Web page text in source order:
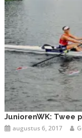
JuniorenWK: Twee
augustus 6, 2017